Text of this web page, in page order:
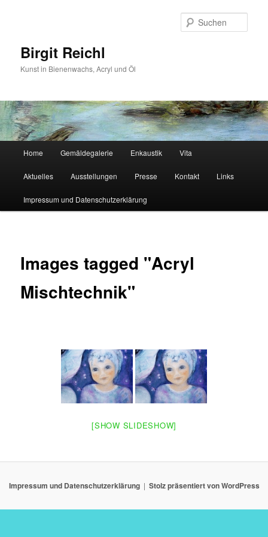
Birgit Reichl
Kunst in Bienenwachs, Acryl und Öl
Home Gemäldegalerie Enkaustik Vita
Aktuelles Ausstellungen Presse Kontakt Links
Impressum und Datenschutzerklärung
Images tagged "Acryl
Mischtechnik"
[SHOW SLIDESHOW]
Impressum und Datenschutzerklärung Stolz präsentiert von WordPress